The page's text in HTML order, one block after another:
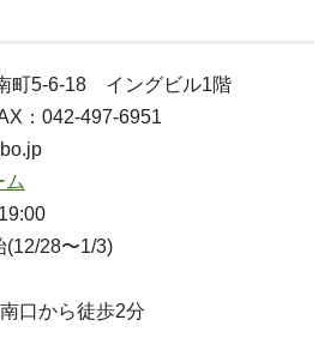
町5-6-18 イングビル1階
：042-497-6951
ム
(12/28〜1/3)
口から徒歩2分